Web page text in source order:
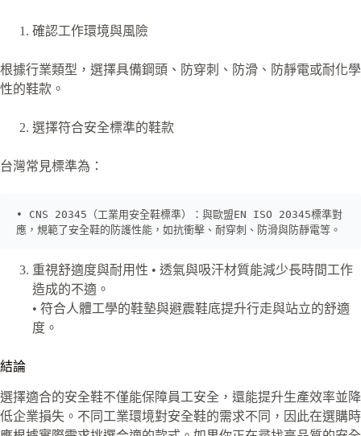
確認工作環境與風險
根據行業類型，選擇具備鋼頭、防穿刺、防滑、防靜電或耐化學
性的鞋款。
選擇符合安全標準的鞋款
台灣常見標準為：
• CNS 20345（工業用安全鞋標準）：與歐盟EN ISO 20345標準對
應，規範了安全鞋的防護性能，如抗衝擊、耐穿刺、防滑與防靜電等。
重視舒適度與耐用性 • 透氣與吸汗材質能減少長時間工作
造成的不適。
• 符合人體工學的鞋墊與避震鞋底提升行走與站立的舒適
度。
結論
選擇適合的安全鞋不僅能保障員工安全，還能提升生產效率並降
低企業損失。不同工業環境對安全鞋的需求不同，因此在選購時